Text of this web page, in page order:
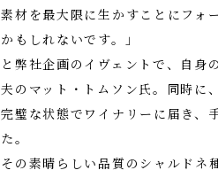
素材を最大限に生かすことにフォ
かもしれないです。」
と弊社企画のイヴェントで、自身
夫のマット・トムソン氏。同時に
完璧な状態でワイナリーに届き、
た。
その素晴らしい品質のシャルドネ